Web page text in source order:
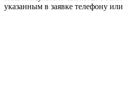
указанным в заявке телефону